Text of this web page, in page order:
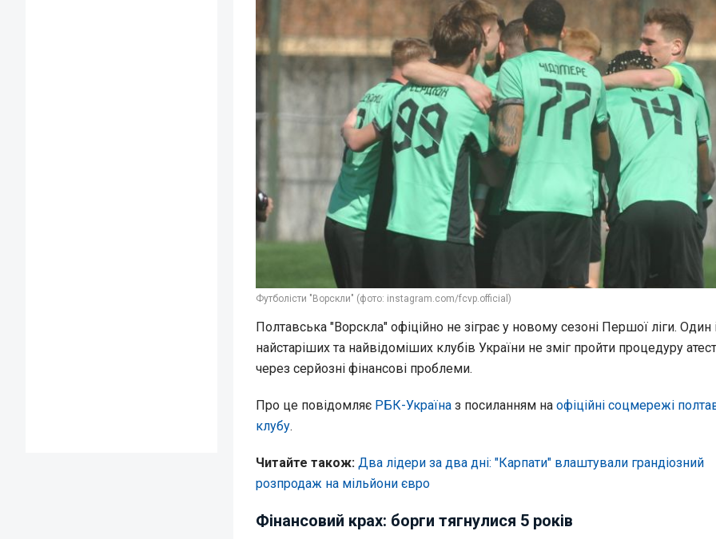
Футболісти "Ворскли" (фото: instagram.com/fcvp.official)
Полтавська "Ворскла" офіційно не зіграє у новому сезоні Першої ліги. Один
найстаріших та найвідоміших клубів України не зміг пройти процедуру
через серйозні фінансові проблеми.
Про це повідомляє РБК-Україна з посиланням на офіційні соцмережі
клубу.
Читайте також: Два лідери за два дні: "Карпати" влаштували грандіозний
розпродаж на мільйони євро
Фінансовий крах: борги тягнулися 5 років